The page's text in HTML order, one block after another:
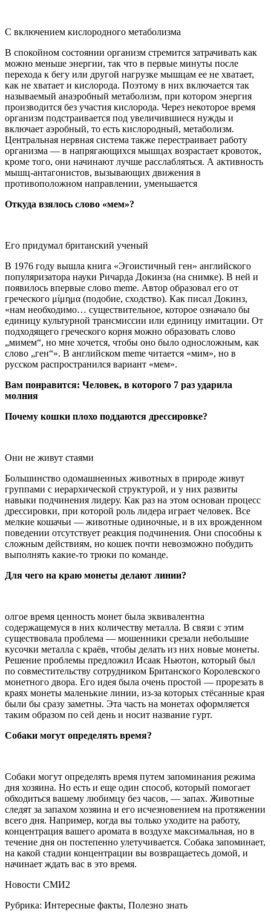
С включением кислородного метаболизма
В спокойном состоянии организм стремится затрачивать как
можно меньше энергии, так что в первые минуты после
перехода к бегу или другой нагрузке мышцам ее не хватает,
как не хватает и кислорода. Поэтому в них включается так
называемый анаэробный метаболизм, при котором энергия
производится без участия кислорода. Через некоторое время
организм подстраивается под увеличившиеся нужды и
включает аэробный, то есть кислородный, метаболизм.
Центральная нервная система также перестраивает работу
организма — в напрягающихся мышцах возрастает кровоток,
кроме того, они начинают лучше расслабляться. А активность
мышц-антагонистов, вызывающих движения в
противоположном направлении, уменьшается
Откуда взялось слово «мем»?
Его придумал британский ученый
В 1976 году вышла книга «Эгоистичный ген» английского
популяризатора науки Ричарда Докинза (на снимке). В ней и
появилось впервые слово meme. Автор образовал его от
греческого μίμημα (подобие, сходство). Как писал Докинз,
«нам необходимо… существительное, которое означало бы
единицу культурной трансмиссии или единицу имитации. От
подходящего греческого корня можно образовать слово
„мимем“, но мне хочется, чтобы оно было односложным, как
слово „ген“». В английском meme читается «мим», но в
русском распространился вариант «мем».
Вам понравится: Человек, в которого 7 раз ударила
молния
Почему кошки плохо поддаются дрессировке?
Они не живут стаями
Большинство одомашненных животных в природе живут
группами с иерархической структурой, и у них развиты
навыки подчинения лидеру. Как раз на этом основан процесс
дрессировки, при которой роль лидера играет человек. Все
мелкие кошачьи — животные одиночные, и в их врожденном
поведении отсутствует реакция подчинения. Они способны к
сложным действиям, но кошек почти невозможно побудить
выполнять какие-то трюки по команде.
Для чего на краю монеты делают линии?
олгое время ценность монет была эквивалентна
содержащемуся в них количеству металла. В связи с этим
существовала проблема — мошенники срезали небольшие
кусочки металла с краёв, чтобы делать из них новые монеты.
Решение проблемы предложил Исаак Ньютон, который был
по совместительству сотрудником Британского Королевского
монетного двора. Его идея была очень простой — прорезать в
краях монеты маленькие линии, из-за которых стёсанные края
были бы сразу заметны. Эта часть на монетах оформляется
таким образом по сей день и носит название гурт.
Собаки могут определять время?
Собаки могут определять время путем запоминания режима
дня хозяина. Но есть и еще один способ, который помогает
обходиться вашему любимцу без часов, — запах. Животные
следят за запахом хозяина и его исчезновением на протяжении
всего дня. Например, когда вы только уходите на работу,
концентрация вашего аромата в воздухе максимальная, но в
течение дня он постепенно улетучивается. Собака запоминает,
на какой стадии концентрации вы возвращаетесь домой, и
начинает ждать вас в это время.
Новости СМИ2
Рубрика: Интересные факты, Полезно знать